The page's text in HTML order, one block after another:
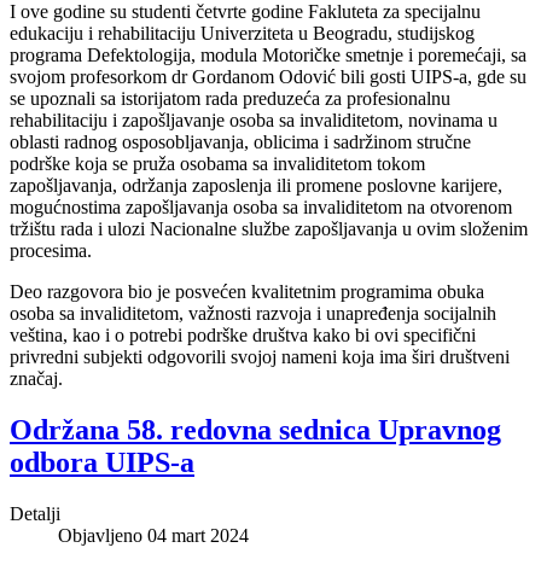
I ove godine su studenti četvrte godine Fakluteta za specijalnu
edukaciju i rehabilitaciju Univerziteta u Beogradu, studijskog
programa Defektologija, modula Motoričke smetnje i poremećaji, sa
svojom profesorkom dr Gordanom Odović bili gosti UIPS-a, gde su
se upoznali sa istorijatom rada preduzeća za profesionalnu
rehabilitaciju i zapošljavanje osoba sa invaliditetom, novinama u
oblasti radnog osposobljavanja, oblicima i sadržinom stručne
podrške koja se pruža osobama sa invaliditetom tokom
zapošljavanja, održanja zaposlenja ili promene poslovne karijere,
mogućnostima zapošljavanja osoba sa invaliditetom na otvorenom
tržištu rada i ulozi Nacionalne službe zapošljavanja u ovim složenim
procesima.
Deo razgovora bio je posvećen kvalitetnim programima obuka
osoba sa invaliditetom, važnosti razvoja i unapređenja socijalnih
veština, kao i o potrebi podrške društva kako bi ovi specifični
privredni subjekti odgovorili svojoj nameni koja ima širi društveni
značaj.
Održana 58. redovna sednica Upravnog
odbora UIPS-a
Detalji
Objavljeno 04 mart 2024